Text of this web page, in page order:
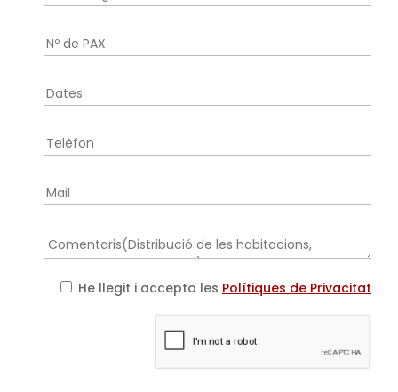
He llegit i accepto les Polítiques de Privacitat